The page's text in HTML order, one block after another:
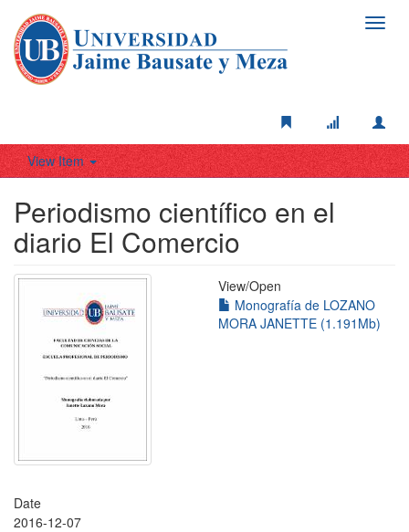
View Item
Periodismo científico en el
diario El Comercio
View/Open
Monografía de LOZANO
MORA JANETTE (1.191Mb)
Date
2016-12-07